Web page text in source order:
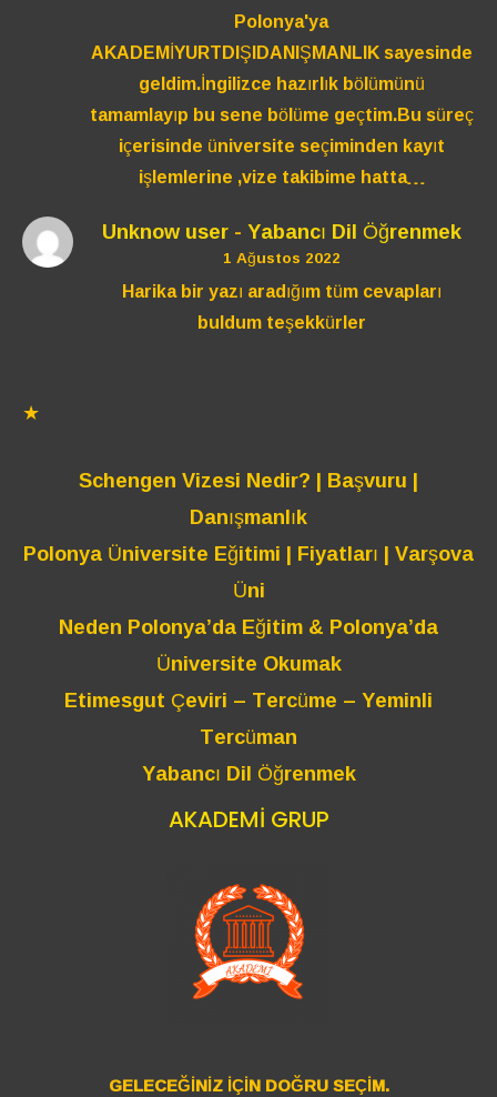
Polonya'ya
AKADEMİYURTDIŞIDANIŞMANLIK sayesinde
geldim.İngilizce hazırlık bölümünü
tamamlayıp bu sene bölüme geçtim.Bu süreç
içerisinde üniversite seçiminden kayıt
işlemlerine ,vize takibime hatta…
Unknow user-Yabancı Dil Öğrenmek
1 Ağustos 2022
Harika bir yazı aradığım tüm cevapları
buldum teşekkürler
★
Schengen Vizesi Nedir? | Başvuru |
Danışmanlık
Polonya Üniversite Eğitimi | Fiyatları | Varşova
Üni
Neden Polonya’da Eğitim & Polonya’da
Üniversite Okumak
Etimesgut Çeviri – Tercüme – Yeminli
Tercüman
Yabancı Dil Öğrenmek
AKADEMİ GRUP
GELECEĞİNİZ İÇİN DOĞRU SEÇİM.